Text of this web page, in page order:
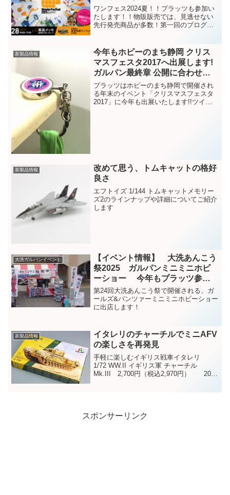
ワンフェス2024夏！！プラッツも参加い
たします！！物販販売では、見逃せない
先行発売商品が多数！第一回のブログで
新製品情報
今年もホビーのまち静岡 クリス
マスフェスタ2017へ出展します!
ガルパン最終章 公開に合わせた
新作グッズも多数ご用意!!
プラッツはホビーのまち静岡で開催され
る年末のイベント「クリスマスフェスタ
2017」に今年も出展いたします!!ツイン
新製品情報
改めて思う、トムキャットの格好
良さ
エフトイズ 1/144 トムキャットメモリー
ズ2のラインナップや詳細についてご紹介
します
大洗ガルパンイベント
【イベント情報】 大洗あんこう
祭2025 ガルパンミニミニホビ
ーショー 今年もプラッツ参加
します！
第24回大洗あんこう祭で開催される、ガ
ールズ&パンツァーミニミニホビーショー
に出店します！
新製品情報
イタレリのチャーチルでミニAFV
の楽しさを再発見
手軽に楽しむイギリス戦車イタレリ
1/72 WW.II イギリス軍 チャーチル
Mk.III 2,700円（税込2,970円） 2021
スポンサーリンク